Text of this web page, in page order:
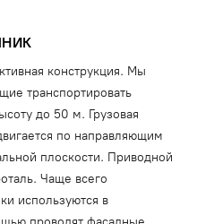
конструкция. Мы
транспортировать
до 50 м. Грузовая
по направляющим
плоскости. Приводной
Чаще всего
используются в